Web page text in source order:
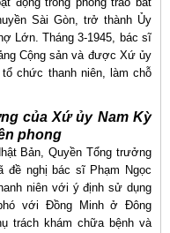
Sài Gòn, trở thành Ủy
Lớn. Tháng 3-1945, bác sĩ
Cộng sản và được Xứ ủy
chức thanh niên, làm chỗ
của Xứ ủy Nam Kỳ
phong
Bản, Quyền Tổng trưởng
đề nghị bác sĩ Phạm Ngọc
niên với ý định sử dụng
với Đồng Minh ở Đông
trách khám chữa bệnh và